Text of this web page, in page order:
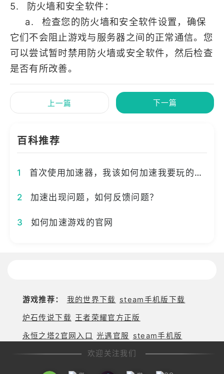
5. 防火墙和安全软件：
a. 检查您的防火墙和安全软件设置，确保
它们不会阻止游戏与服务器之间的正常通信。您
可以尝试暂时禁用防火墙或安全软件，然后检查
是否有所改善。
上一篇 下一篇
百科推荐
1 首次使用加速器，我该如何加速我要玩的游戏？
2 加速出现问题，如何反馈问题？
3 如何加速游戏的官网
游戏推荐： 我的世界下载 steam手机版下载
炉石传说下载 王者荣耀官方正版
永恒之塔2官网入口 光遇官服
steam手机版
欢迎关注我们